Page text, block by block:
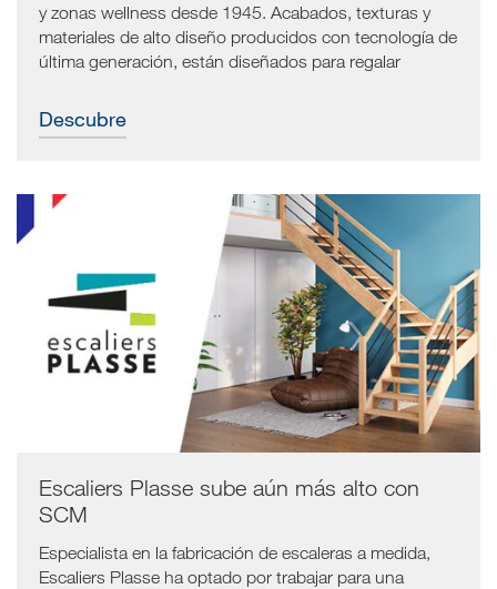
y zonas wellness desde 1945. Acabados, texturas y
materiales de alto diseño producidos con tecnología de
última generación, están diseñados para regalar
Descubre
Escaliers Plasse sube aún más alto con
SCM
Especialista en la fabricación de escaleras a medida,
Escaliers Plasse ha optado por trabajar para una